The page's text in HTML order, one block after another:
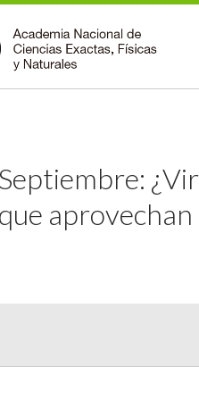
Septiembre:
que